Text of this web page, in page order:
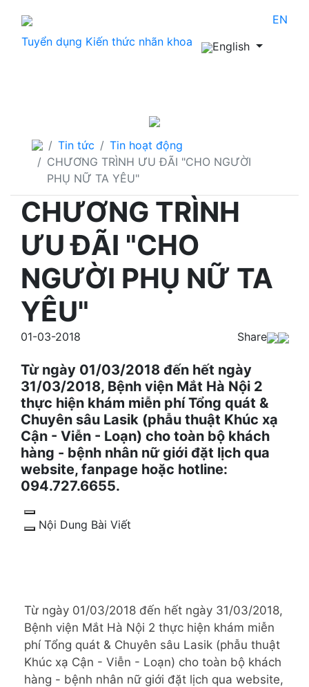
EN
Tuyển dụng Kiến thức nhãn khoa English
Tin tức
Tin hoạt động
CHƯƠNG TRÌNH ƯU ĐÃI "CHO NGƯỜI
PHỤ NỮ TA YÊU"
CHƯƠNG TRÌNH
ƯU ĐÃI "CHO
NGƯỜI PHỤ NỮ TA
YÊU"
01-03-2018 Share
Từ ngày 01/03/2018 đến hết ngày
31/03/2018, Bệnh viện Mắt Hà Nội 2
thực hiện khám miễn phí Tổng quát &
Chuyên sâu Lasik (phẫu thuật Khúc xạ
Cận - Viễn - Loạn) cho toàn bộ khách
hàng - bệnh nhân nữ giới đặt lịch qua
website, fanpage hoặc hotline:
094.727.6655.
Nội Dung Bài Viết
Từ ngày 01/03/2018 đến hết ngày 31/03/2018,
Bệnh viện Mắt Hà Nội 2 thực hiện khám miễn
phí Tổng quát & Chuyên sâu Lasik (phẫu thuật
Khúc xạ Cận - Viễn - Loạn) cho toàn bộ khách
hàng - bệnh nhân nữ giới đặt lịch qua website,